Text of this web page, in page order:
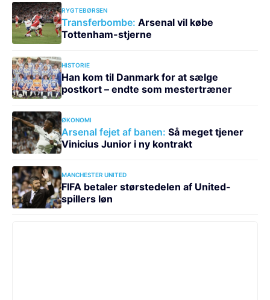
RYGTEBØRSEN
Transferbombe: Arsenal vil købe
Tottenham-stjerne
HISTORIE
Han kom til Danmark for at sælge
postkort – endte som mestertræner
ØKONOMI
Arsenal fejet af banen: Så meget tjener
Vinicius Junior i ny kontrakt
MANCHESTER UNITED
FIFA betaler størstedelen af United-
spillers løn